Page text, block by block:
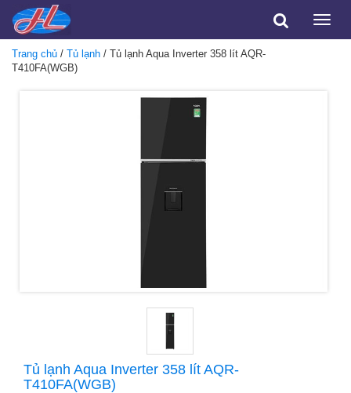
Toggle
Trang chủ / Tủ lạnh / Tủ lạnh Aqua Inverter 358 lít AQR-
T410FA(WGB)
Tủ lạnh Aqua Inverter 358 lít AQR-
T410FA(WGB)